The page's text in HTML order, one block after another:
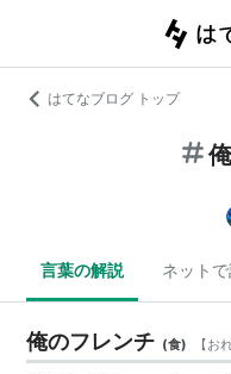
はてなブログ トップ
言葉の解説 ネット
俺のフレンチ (食) 【お